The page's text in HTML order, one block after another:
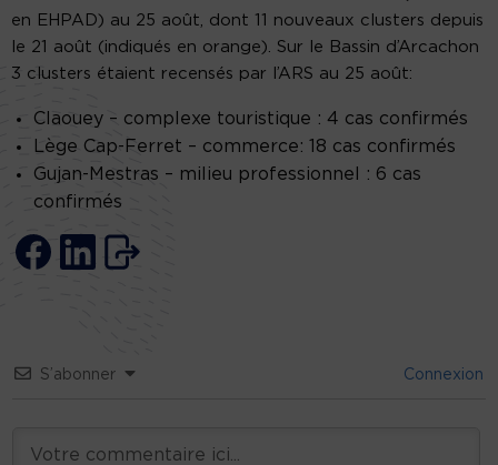
en EHPAD) au 25 août, dont 11 nouveaux clusters depuis
le 21 août (indiqués en orange). Sur le Bassin d’Arcachon
3 clusters étaient recensés par l’ARS au 25 août:
Claouey – complexe touristique : 4 cas confirmés
Lège Cap-Ferret – commerce: 18 cas confirmés
Gujan-Mestras – milieu professionnel : 6 cas
confirmés
S’abonner Connexion